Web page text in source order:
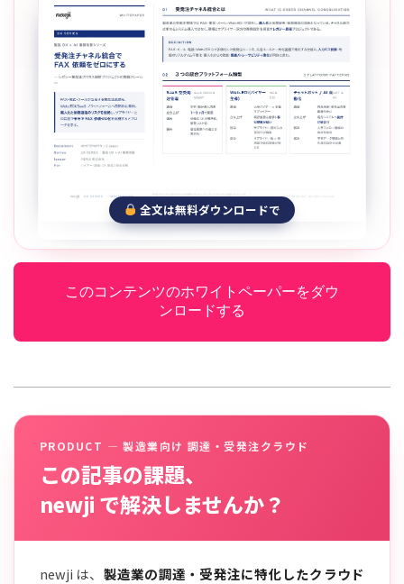
全文は無料ダウンロードで
このコンテンツのホワイトペーパーをダウ
ンロードする
PRODUCT — 製造業向け 調達・受発注クラウド
この記事の課題、
newji で解決しませんか？
newji は、 製造業の調達・受発注に特化したクラウド